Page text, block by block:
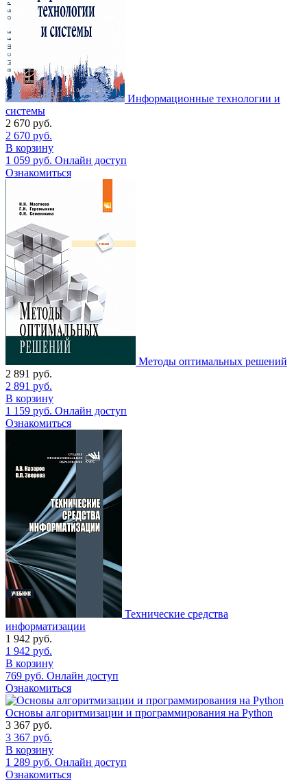
Информационные технологии и
системы
2 670 руб.
2 670 руб.
В корзину
1 059 руб. Онлайн доступ
Ознакомиться
Методы оптимальных решений
2 891 руб.
2 891 руб.
В корзину
1 159 руб. Онлайн доступ
Ознакомиться
Технические средства
информатизации
1 942 руб.
1 942 руб.
В корзину
769 руб. Онлайн доступ
Ознакомиться
Основы алгоритмизации и программирования на Python
3 367 руб.
3 367 руб.
В корзину
1 289 руб. Онлайн доступ
Ознакомиться